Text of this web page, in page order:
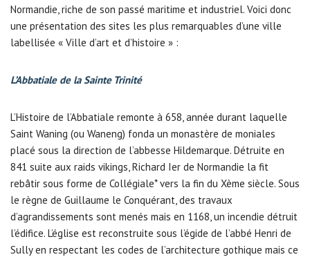
Normandie, riche de son passé maritime et industriel. Voici donc
une présentation des sites les plus remarquables d’une ville
labellisée « Ville d’art et d’histoire » :
L’Abbatiale de la Sainte Trinité
L’Histoire de l’Abbatiale remonte à 658, année durant laquelle
Saint Waning (ou Waneng) fonda un monastère de moniales
placé sous la direction de l’abbesse Hildemarque. Détruite en
841 suite aux raids vikings, Richard Ier de Normandie la fit
rebâtir sous forme de Collégiale* vers la fin du Xème siècle. Sous
le règne de Guillaume le Conquérant, des travaux
d’agrandissements sont menés mais en 1168, un incendie détruit
l’édifice. L’église est reconstruite sous l’égide de l’abbé Henri de
Sully en respectant les codes de l’architecture gothique mais ce